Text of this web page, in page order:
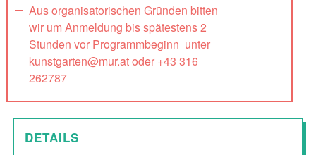
Aus organisatorischen Gründen bitten
wir um Anmeldung bis spätestens 2
Stunden vor Programmbeginn unter
kunstgarten@mur.at oder +43 316
262787
DETAILS